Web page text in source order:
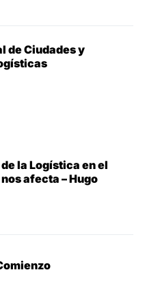
de Ciudades y
la Logística en el
afecta – Hugo